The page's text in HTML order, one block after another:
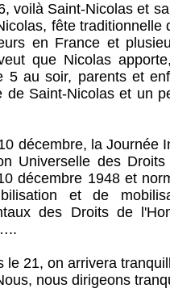
Saint-Nicolas et sa
fête traditionnelle
en France et
que Nicolas
5 au soir, parents et
de Saint-Nicolas et un
la Journée
Universelle des
décembre 1948 et
et de
des Droits de
on arrivera
nous dirigeons